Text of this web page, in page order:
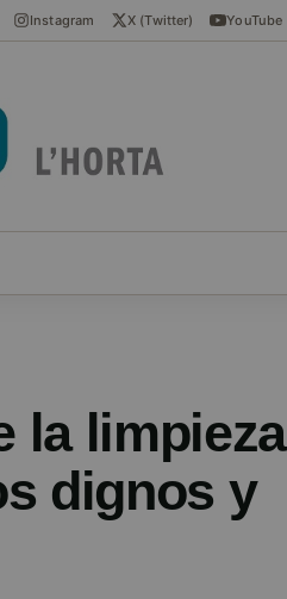
Instagram X (Twitter) YouTube
la limpieza
dignos y